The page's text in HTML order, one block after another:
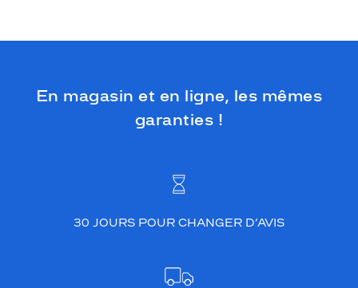
En magasin et en ligne, les mêmes
garanties !
30 JOURS POUR CHANGER D’AVIS